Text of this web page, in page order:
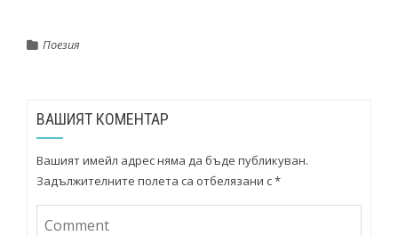
Поезия
ВАШИЯТ КОМЕНТАР
Вашият имейл адрес няма да бъде публикуван.
Задължителните полета са отбелязани с*